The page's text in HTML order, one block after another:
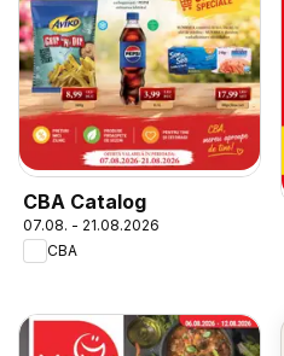
CBA Catalog
07.08. - 21.08.2026
CBA